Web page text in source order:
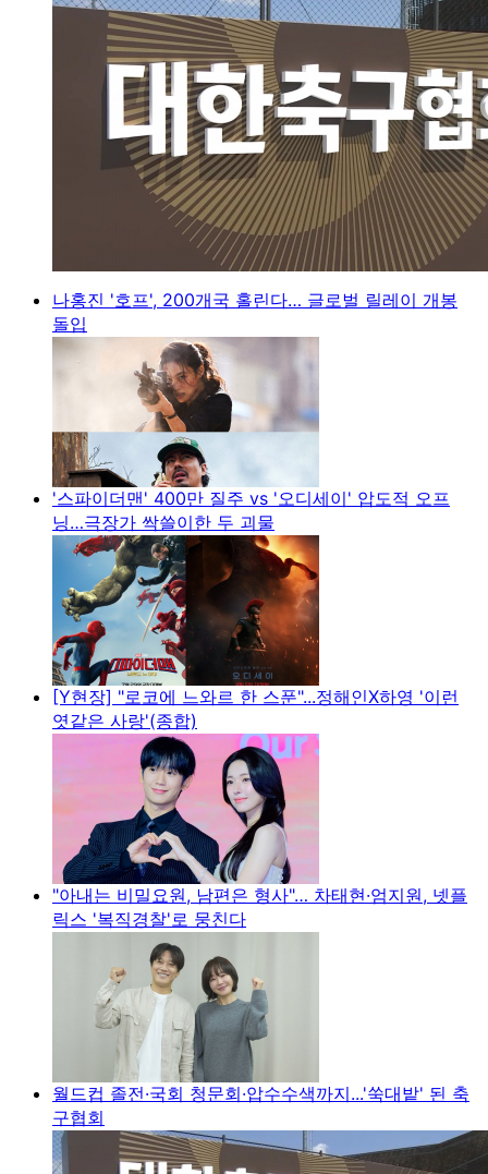
나홍진 '호프', 200개국 홀린다… 글로벌 릴레이 개봉
돌입
'스파이더맨' 400만 질주 vs '오디세이' 압도적 오프
닝…극장가 싹쓸이한 두 괴물
[Y현장] "로코에 느와르 한 스푼"...정해인X하영 '이런
엿같은 사랑'(종합)
"아내는 비밀요원, 남편은 형사"… 차태현·엄지원, 넷플
릭스 '복직경찰'로 뭉친다
월드컵 졸전·국회 청문회·압수수색까지...'쑥대밭' 된 축
구협회